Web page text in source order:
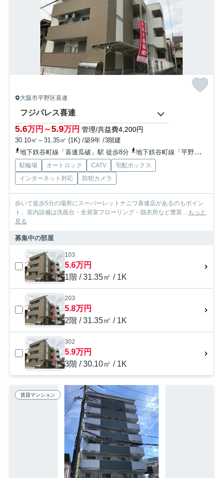
大阪市平野区喜連
フジパレス喜連
5.6万円～5.9万円 管理/共益費4,200円
30.10㎡～31.35㎡ (1K) /築9年 /3階建
地下鉄谷町線「喜連瓜破」駅 徒歩8分
地下鉄谷町線「平野」駅 徒歩12分
駐輪場 オートロック CATV
宅配ボックス
インターネット対応
防犯カメラ
歩いて徒歩5分の場所にスーパーレットナニワ喜連店があるのもポイン
ト。室内設備は洗面台・全居室フローリング・脱衣所など豊富...
もっと
見る
募集中の部屋
103
5.6万円
1階 / 31.35㎡ / 1K
203
5.8万円
2階 / 31.35㎡ / 1K
302
5.9万円
3階 / 30.10㎡ / 1K
賃貸マンション